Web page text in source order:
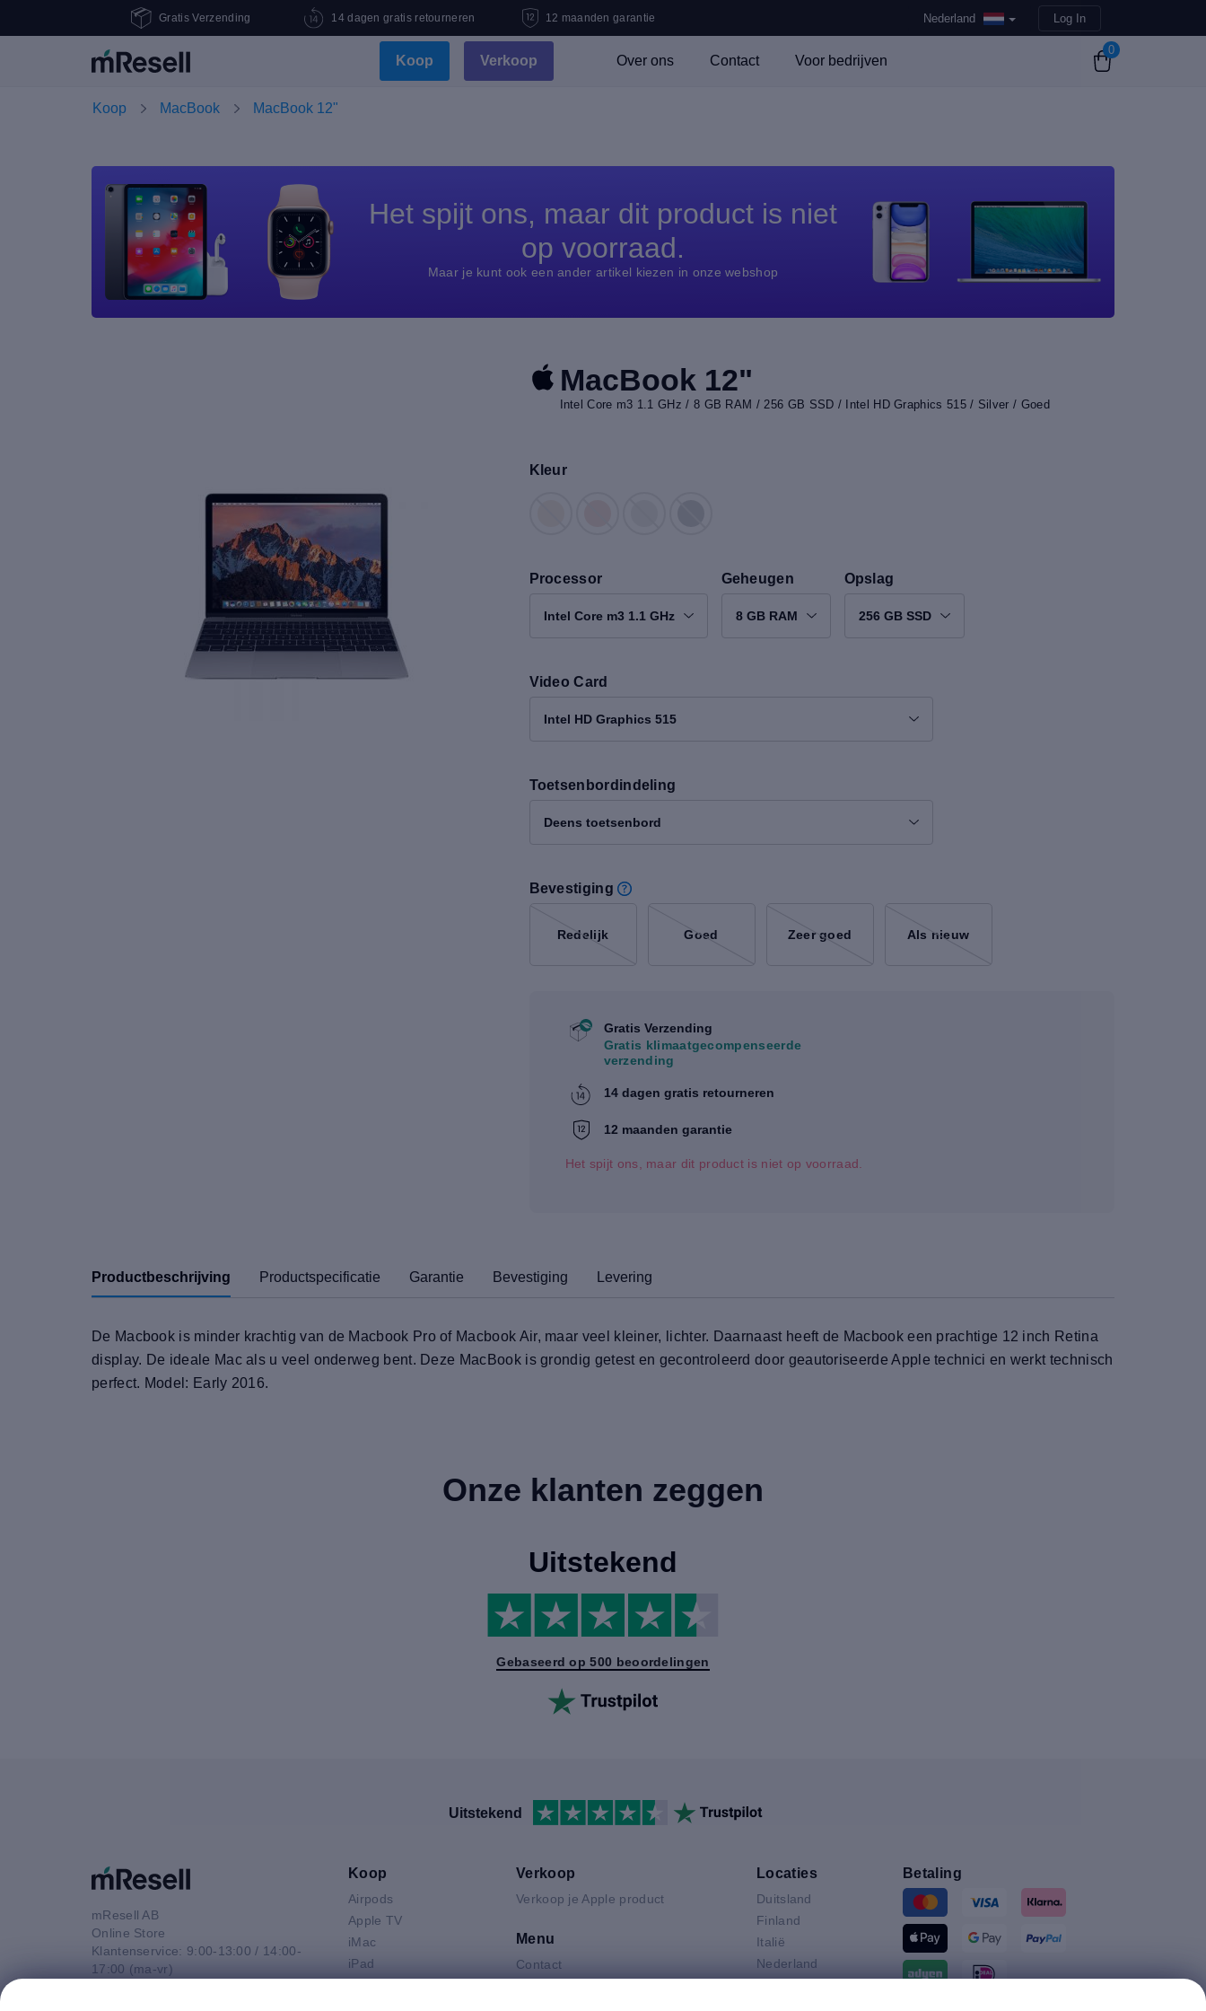
Gratis Verzending 14 dagen gratis retourneren 12 maanden garantie Nederland Log In
Koop Verkoop Over ons Contact Voor bedrijven
0
Koop MacBook MacBook 12"
Het spijt ons, maar dit product is niet
op voorraad.
Maar je kunt ook een ander artikel kiezen in onze webshop
MacBook 12"
Intel Core m3 1.1 GHz / 8 GB RAM / 256 GB SSD / Intel HD Graphics 515 / Silver / Goed
Kleur
Processor
Intel Core m3 1.1 GHz
Geheugen
8 GB RAM
Opslag
256 GB SSD
Video Card
Intel HD Graphics 515
Toetsenbordindeling
Deens toetsenbord
Bevestiging
Redelijk Goed Zeer goed Als nieuw
Gratis Verzending
Gratis klimaatgecompenseerde
verzending
14 dagen gratis retourneren
12 maanden garantie
Het spijt ons, maar dit product is niet op voorraad.
Productbeschrijving Productspecificatie Garantie Bevestiging Levering
De Macbook is minder krachtig van de Macbook Pro of Macbook Air, maar veel kleiner, lichter. Daarnaast heeft de Macbook een prachtige 12 inch Retina
display. De ideale Mac als u veel onderweg bent. Deze MacBook is grondig getest en gecontroleerd door geautoriseerde Apple technici en werkt technisch
perfect. Model: Early 2016.
Onze klanten zeggen
Uitstekend
Gebaseerd op 500 beoordelingen
Uitstekend
mResell AB
Online Store
Klantenservice: 9:00-13:00 / 14:00-
17:00 (ma-vr)
Koop
Airpods
Apple TV
iMac
iPad
Verkoop
Verkoop je Apple product
Menu
Contact
Locaties
Duitsland
Finland
Italië
Nederland
Betaling